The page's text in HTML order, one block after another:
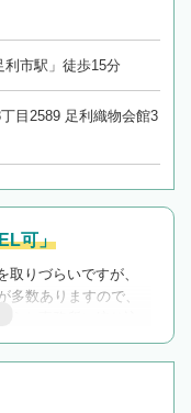
市駅」徒歩15分
目2589 足利織物会館3
可」
取りづらいですが、
多数ありますので、
うな事務所に絞り込